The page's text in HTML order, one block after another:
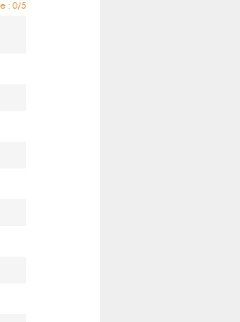
: 0/5